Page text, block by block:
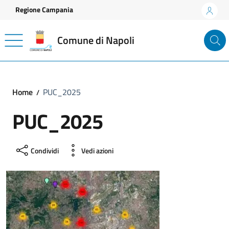
Vai ai contenuti
Vai al footer
Regione Campania
Comune di Napoli
Home PUC_2025
PUC_2025
Condividi Vedi azioni